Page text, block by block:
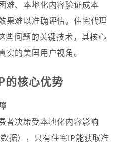
难、本地化内容验证成本
果难以准确评估。住宅代理
些问题的关键技术，其核心
实的美国用户视角。
的核心优势
者决策受本地化内容影响
据），只有住宅IP能获取准